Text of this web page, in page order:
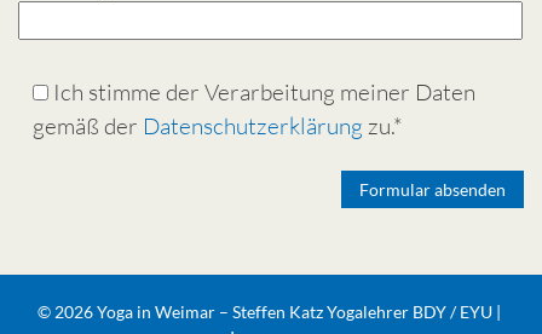
Ich stimme der Verarbeitung meiner Daten
gemäß der Datenschutzerklärung zu.*
© 2026 Yoga in Weimar – Steffen Katz Yogalehrer BDY / EYU |